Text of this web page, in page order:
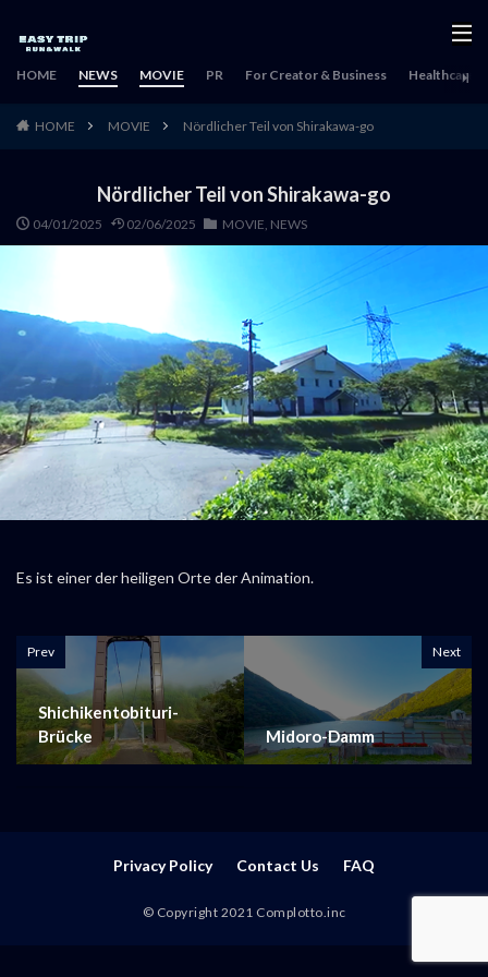
HOME NEWS MOVIE PR For Creator & Business Healthcare
HOME MOVIE Nördlicher Teil von Shirakawa-go
Nördlicher Teil von Shirakawa-go
04/01/2025 02/06/2025 MOVIE, NEWS
Es ist einer der heiligen Orte der Animation.
Prev
Shichikentobituri-
Brücke
Next
Midoro-Damm
Privacy Policy Contact Us FAQ
© Copyright 2021 Complotto.inc